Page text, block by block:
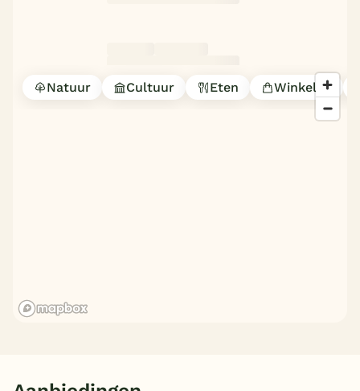
Natuur Cultuur Eten Winkelen